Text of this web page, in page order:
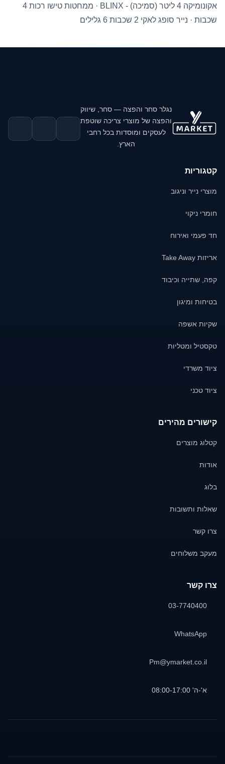
אקונומיקה 4 ליטר (סמיכה) - BLINX
·
ממחטות טישו רכות 4
שכבות · נייר סופג לאקי 2 שכבות 6 גלילים
נגלר סחר והפצה — סחר, שיווק
והפצה של מוצרי צריכה שוטפת
לעסקים ומוסדות בכל רחבי
הארץ.
קטגוריות
מוצרי נייר וניגוב
חומרי ניקוי
חד פעמי ואירוח
אריזות Take Away
קפה, שתייה וכיבוד
בטיחות ומיגון
שקיות אשפה
טקסטיל ומטליות
ציוד משרדי
ציוד טכני
קישורים מהירים
קטלוג מוצרים
אודות
בלוג
שאלות ותשובות
צרו קשר
מעקב משלוחים
צרו קשר
03-7740400
WhatsApp
Pm@ymarket.co.il
א'-ה' 08:00-17:00